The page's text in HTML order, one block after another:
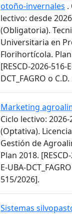
otoño-invernales .
lectivo: desde
(Obligatoria).
Universitaria en
Florihortícola.
[RESCD-2026-516-
DCT_FAGRO o
Marketing
Ciclo lectivo: 2026-
(Optativa).
Gestión de
Plan 2018.
E-UBA-
515/2026].
Sistemas